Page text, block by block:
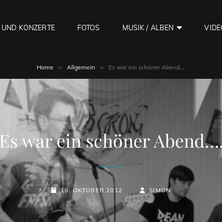
KONZERTE FOTOS MUSIK / ALBEN
Home > Allgemein > Es war ein schöner Abend….
war ein schöner
POSTED-
ON
19. OKTOBER 2012
BY
LINE
BYLINE
SIMON